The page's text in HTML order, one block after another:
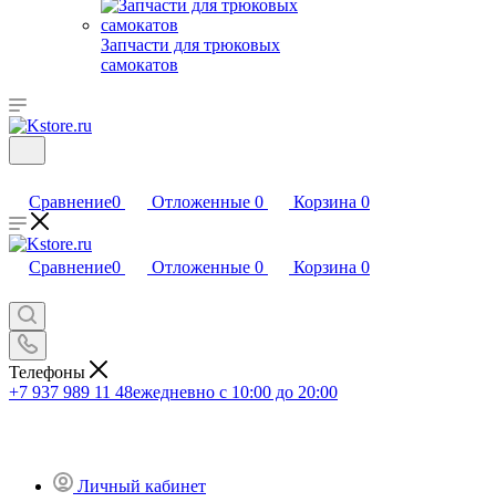
Запчасти для трюковых
самокатов
Сравнение0 Отложенные 0 Корзина 0
Сравнение0 Отложенные 0 Корзина 0
Телефоны
+7 937 989 11 48ежедневно с 10:00 до 20:00
Личный кабинет